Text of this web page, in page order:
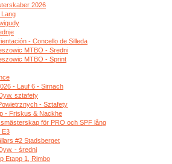
2026
- Concello de Silleda
MTBO - Sredni
MTBO - Sprint
- Lauf 6 - Sirnach
sztafety
- Sztafety
- Friskus & Nackhe
för PRO och SPF lång
E3
#2 Stadsberget
- średni
Etapp 1, Rimbo